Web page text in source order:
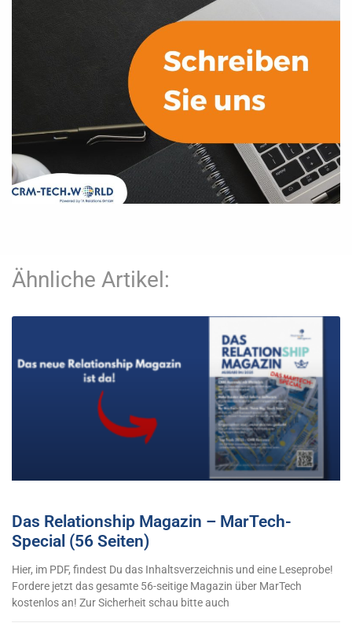
Ähnliche Artikel:
Das Relationship Magazin – MarTech-
Special (56 Seiten)
Hier, im PDF, findest Du das Inhaltsverzeichnis und eine Leseprobe!
Fordere jetzt das gesamte 56-seitige Magazin über MarTech
kostenlos an! Zur Sicherheit schau bitte auch